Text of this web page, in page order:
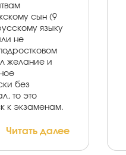
сын (9
языку
не
желание и
без
то это
к экзаменам.
Читать далее